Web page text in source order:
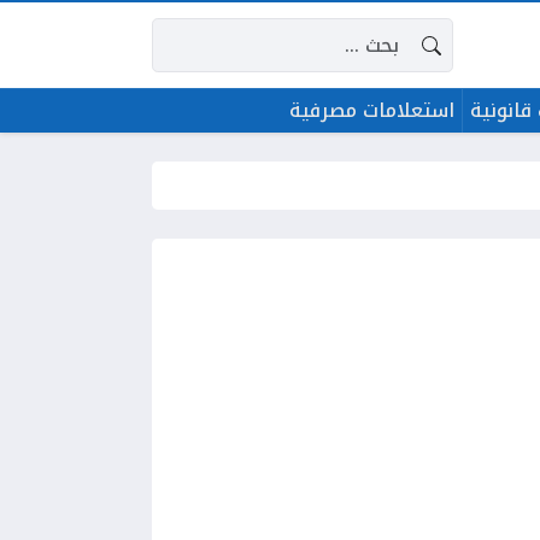
البحث عن:
استعلامات مصرفية